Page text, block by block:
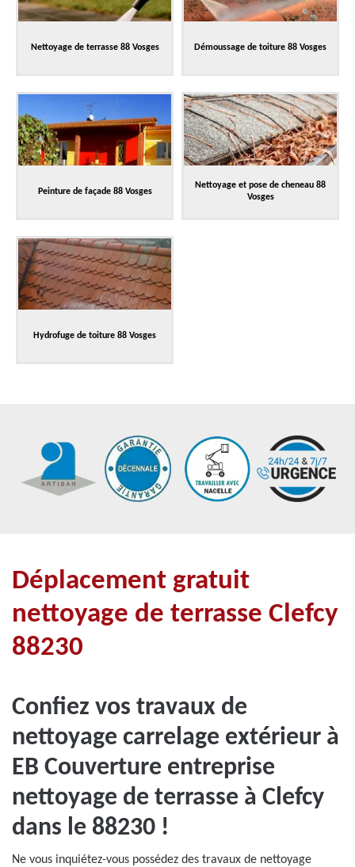
Nettoyage de terrasse 88 Vosges Démoussage de toiture 88 Vosges
Peinture de façade 88 Vosges
Nettoyage et pose de cheneau 88
Vosges
Hydrofuge de toiture 88 Vosges
Déplacement gratuit
nettoyage de terrasse Clefcy
88230
Confiez vos travaux de
nettoyage carrelage extérieur à
EB Couverture entreprise
nettoyage de terrasse à Clefcy
dans le 88230 !
Ne vous inquiétez-vous possédez des travaux de nettoyage